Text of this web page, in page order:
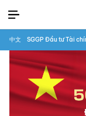
中文 SGGP Đầu tư Tài